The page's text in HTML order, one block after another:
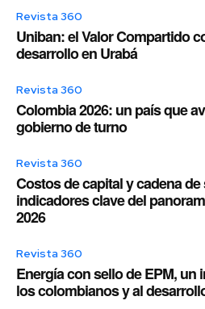
Revista 360
Uniban: el Valor Compartido
desarrollo en Urabá
Revista 360
Colombia 2026: un país que
gobierno de turno
Revista 360
Costos de capital y cadena
indicadores clave del
2026
Revista 360
Energía con sello de EPM, un
los colombianos y al